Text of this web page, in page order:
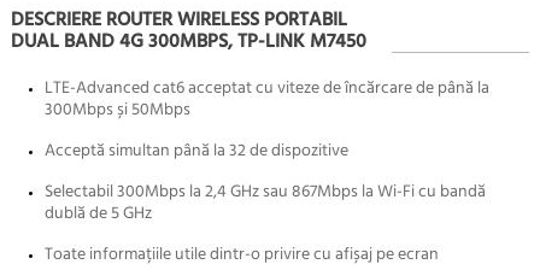
DESCRIERE ROUTER WIRELESS PORTABIL
DUAL BAND 4G 300MBPS, TP-LINK M7450
LTE-Advanced cat6 acceptat cu viteze de încărcare de până la
300Mbps și 50Mbps
Acceptă simultan până la 32 de dispozitive
Selectabil 300Mbps la 2,4 GHz sau 867Mbps la Wi-Fi cu bandă
dublă de 5 GHz
Toate informațiile utile dintr-o privire cu afișaj pe ecran